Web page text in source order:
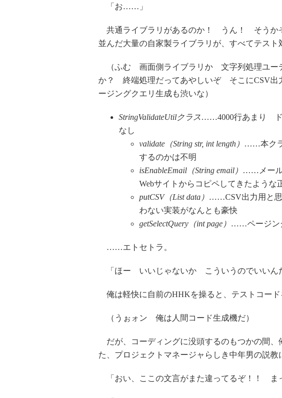
「お……」
共通ライブラリがあるのか！ うん！ そう
並んだ大量の自家製ライブラリが、すべてテスト
（ふむ 画面側ライブラリか 文字列処理ユー
か？ 終端処理だってあやしいぞ そこにCSV
ージングクエリ生成も渋いな）
StringValidateUtilクラス……4000行あまり ド
なし
validate（String str, int length） ……本ク
するのかは不明
isEnableEmail（String email） ……メール
Webサイトからコピペしてきたような
putCSV（List data） ……CSV出力用と
わない実装がなんとも豪快
getSelectQuery（int page） ……ページン
……エトセトラ。
「ほー いいじゃないか こういうのでいいん
俺は軽快に自前のHHKを操ると、テストコード
（うぉォン 俺は人間コード生成機だ）
だが、コーディングに没頭するのもつかの間、
た、プロジェクトマネージャらしき中年男の説教
「おい、ここの文言がまた違ってるぞ！！ ま